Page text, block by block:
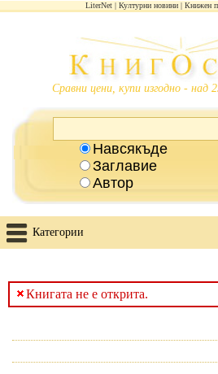
LiterNet Културни новини Книжен
Сравни цени, купи изгодно - над
Навсякъде
Заглавие
Автор
Категории
Книгата не е открита.